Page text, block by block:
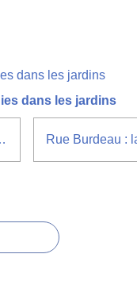
dans les jardins
résultats